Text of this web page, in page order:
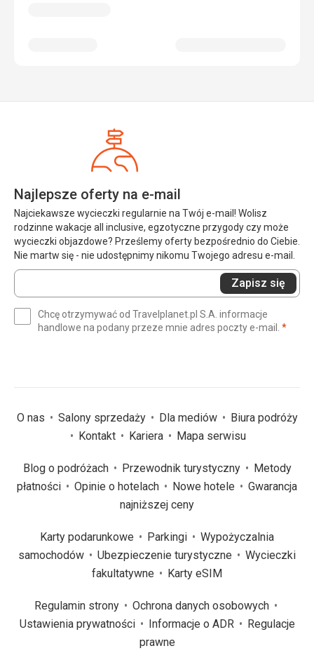
Najlepsze oferty na e-mail
Najciekawsze wycieczki regularnie na Twój e-mail! Wolisz
rodzinne wakacje all inclusive, egzotyczne przygody czy może
wycieczki objazdowe? Prześlemy oferty bezpośrednio do Ciebie.
Nie martw się - nie udostępnimy nikomu Twojego adresu e-mail.
Wprowadź
swój
(wymagane)
Zapisz się
Chcę otrzymywać od Travelplanet.pl S.A. informacje
handlowe na podany przeze mnie adres poczty e-mail. *
O nas Salony sprzedaży Dla mediów
Biura podróży
Kontakt
Kariera Mapa serwisu
Blog o podróżach Przewodnik turystyczny
Metody
płatności
Opinie o hotelach Nowe hotele
Gwarancja
najniższej ceny
Karty podarunkowe Parkingi
Wypożyczalnia
samochodów
Ubezpieczenie turystyczne
Wycieczki
fakultatywne
Karty eSIM
Regulamin strony
Ochrona danych osobowych
Ustawienia prywatności
Informacje o ADR
Regulacje
prawne